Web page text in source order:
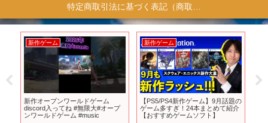
特定商取引法に基づく表記（商取引に関する開示）
新作ゲーム
新作オープンワールドゲーム
discord入ってね #無限大#オープ
ンワールドゲーム #music
新作ゲーム
【PS5/PS4新作ゲーム】9月話題の
ゲーム多すぎ！24本まとめて紹介
【おすすめゲームソフト】